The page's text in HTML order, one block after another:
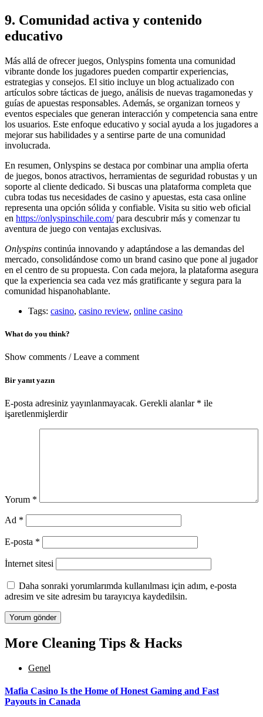
9. Comunidad activa y contenido
educativo
Más allá de ofrecer juegos, Onlyspins fomenta una comunidad
vibrante donde los jugadores pueden compartir experiencias,
estrategias y consejos. El sitio incluye un blog actualizado con
artículos sobre tácticas de juego, análisis de nuevas tragamonedas y
guías de apuestas responsables. Además, se organizan torneos y
eventos especiales que generan interacción y competencia sana entre
los usuarios. Este enfoque educativo y social ayuda a los jugadores a
mejorar sus habilidades y a sentirse parte de una comunidad
involucrada.
En resumen, Onlyspins se destaca por combinar una amplia oferta
de juegos, bonos atractivos, herramientas de seguridad robustas y un
soporte al cliente dedicado. Si buscas una plataforma completa que
cubra todas tus necesidades de casino y apuestas, esta casa online
representa una opción sólida y confiable. Visita su sitio web oficial
en https://onlyspinschile.com/para descubrir más y comenzar tu
aventura de juego con ventajas exclusivas.
Onlyspins continúa innovando y adaptándose a las demandas del
mercado, consolidándose como un brand casino que pone al jugador
en el centro de su propuesta. Con cada mejora, la plataforma asegura
que la experiencia sea cada vez más gratificante y segura para la
comunidad hispanohablante.
Tags: casino, casino review, online casino
What do you think?
Show comments / Leave a comment
Bir yanıt yazın
E-posta adresiniz yayınlanmayacak. Gerekli alanlar * ile
işaretlenmişlerdir
Yorum *
Ad *
E-posta *
İnternet sitesi
Daha sonraki yorumlarımda kullanılması için adım, e-posta
adresim ve site adresim bu tarayıcıya kaydedilsin.
More Cleaning Tips & Hacks
Genel
Mafia Casino Is the Home of Honest Gaming and Fast
Payouts in Canada